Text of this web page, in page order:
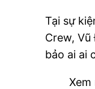
Tại sự
Crew,
bảo ai ai